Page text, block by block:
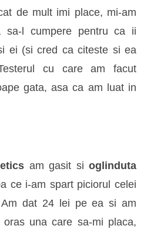
de mult imi place, mi-am
sa-l cumpere pentru ca ii
ei (si cred ca citeste si ea
cu care am facut
gata, asa ca am luat in
am gasit sioglinduta
ce i-am spart piciorul celei
dat 24 lei pe ea si am
una care sa-mi placa,